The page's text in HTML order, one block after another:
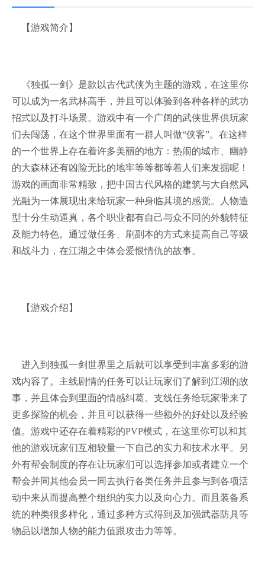
【游戏简介】
《独孤一剑》是款以古代武侠为主题的游戏，在这里你
可以成为一名武林高手，并且可以体验到各种各样的武功
招式以及打斗场景。游戏中有一个广阔的武侠世界供玩家
们去闯荡，在这个世界里面有一群人叫做“侠客”。在这样
的一个世界上存在着许多美丽的地方：热闹的城市、幽静
的大森林还有凶险无比的地牢等等都等着人们来发掘呢！
游戏的画面非常精致，把中国古代风格的建筑与大自然风
光融为一体展现出来给玩家一种身临其境的感觉。人物造
型十分生动逼真，各个职业都有自己与众不同的外貌特征
及能力特色。通过做任务、刷副本的方式来提高自己等级
和战斗力，在江湖之中体会爱恨情仇的故事。
【游戏介绍】
进入到独孤一剑世界里之后就可以享受到丰富多彩的游
戏内容了。主线剧情的任务可以让玩家们了解到江湖的故
事，并且体会到里面的情感纠葛。支线任务给玩家带来了
更多探险的机会，并且可以获得一些额外的好处以及经验
值。游戏中还存在着精彩的PVP模式，在这里你可以和其
他的游戏玩家们互相较量一下自己的实力和技术水平。另
外有帮会制度的存在让玩家们可以选择参加或者建立一个
帮会并同其他会员一同去执行各类任务并且参与到各项活
动中来从而提高整个组织的实力以及向心力。而且装备系
统的种类很多样化，通过多种方式得到及加强武器防具等
物品以增加人物的能力值跟攻击力等等。